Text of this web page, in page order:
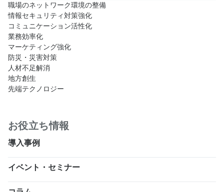
職場のネットワーク環境の整備
情報セキュリティ対策強化
コミュニケーション活性化
業務効率化
マーケティング強化
防災・災害対策
人材不足解消
地方創生
先端テクノロジー
お役立ち情報
導入事例
イベント・セミナー